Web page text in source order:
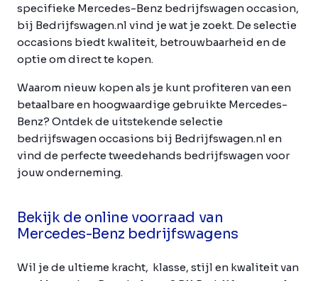
specifieke Mercedes-Benz bedrijfswagen occasion,
bij Bedrijfswagen.nl vind je wat je zoekt. De selectie
occasions biedt kwaliteit, betrouwbaarheid en de
optie om direct te kopen.
Waarom nieuw kopen als je kunt profiteren van een
betaalbare en hoogwaardige gebruikte Mercedes-
Benz? Ontdek de uitstekende selectie
bedrijfswagen occasions bij Bedrijfswagen.nl en
vind de perfecte tweedehands bedrijfswagen voor
jouw onderneming.
Bekijk de online voorraad van
Mercedes-Benz bedrijfswagens
Wil je de ultieme kracht, klasse, stijl en kwaliteit van